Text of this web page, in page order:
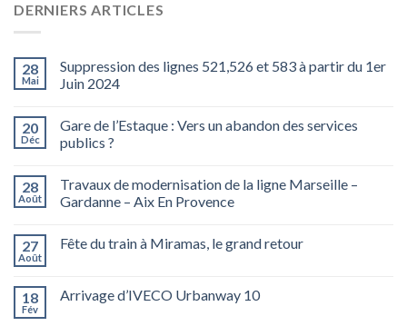
DERNIERS ARTICLES
28
Mai
Suppression des lignes 521,526 et 583 à partir du 1er
Juin 2024
20
Déc
Gare de l’Estaque : Vers un abandon des services
publics ?
28
Août
Travaux de modernisation de la ligne Marseille –
Gardanne – Aix En Provence
27
Août
Fête du train à Miramas, le grand retour
18
Fév
Arrivage d’IVECO Urbanway 10